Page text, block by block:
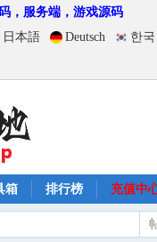
，服务端，游戏源码
日本語 Deutsch 한
箱 排行榜 充值中